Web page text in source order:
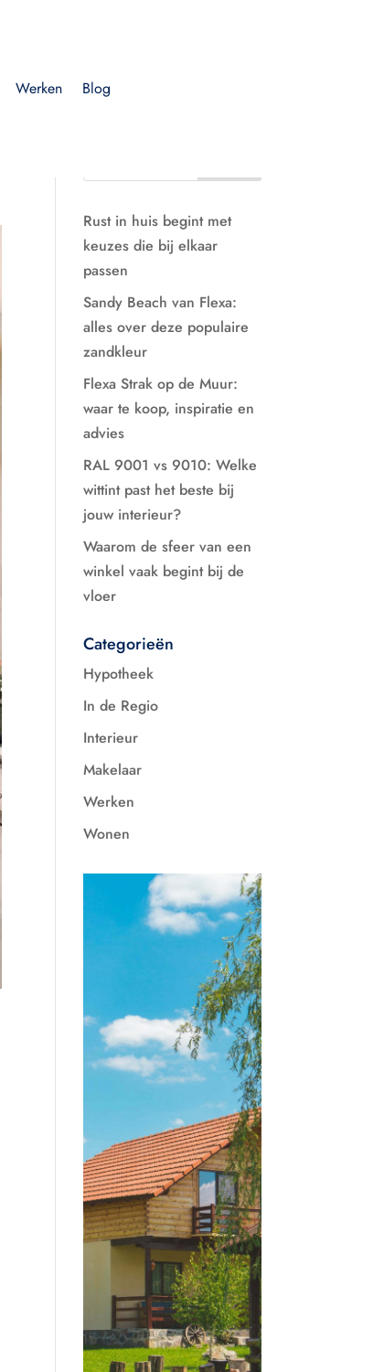
Werken Blog
Rust in huis begint met
keuzes die bij elkaar
passen
Sandy Beach van Flexa:
alles over deze populaire
zandkleur
Flexa Strak op de Muur:
waar te koop, inspiratie en
advies
RAL 9001 vs 9010: Welke
wittint past het beste bij
jouw interieur?
Waarom de sfeer van een
winkel vaak begint bij de
vloer
Categorieën
Hypotheek
In de Regio
Interieur
Makelaar
Werken
Wonen